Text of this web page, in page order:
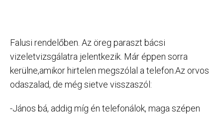
Falusi rendelőben. Az öreg paraszt bácsi
vizeletvizsgálatra jelentkezik. Már éppen sorra
kerülne,amikor hirtelen megszólal a telefon.Az orvos
odaszalad, de még sietve visszaszól:
-János bá, addig míg én telefonálok, maga szépen